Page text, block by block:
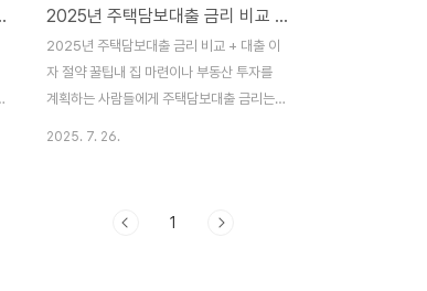
+ 유의사항 2025년 주택담보대출 금리 비교 + 대출 이자 절약 꿀팁
2025년 주택담보대출 금리 비교 + 대출 이
자 절약 꿀팁내 집 마련이나 부동산 투자를
계획하는 사람들에게 주택담보대출 금리는
금융권 vs 2금융권 주택담보대출 금리 비교
2025. 7. 26.
1